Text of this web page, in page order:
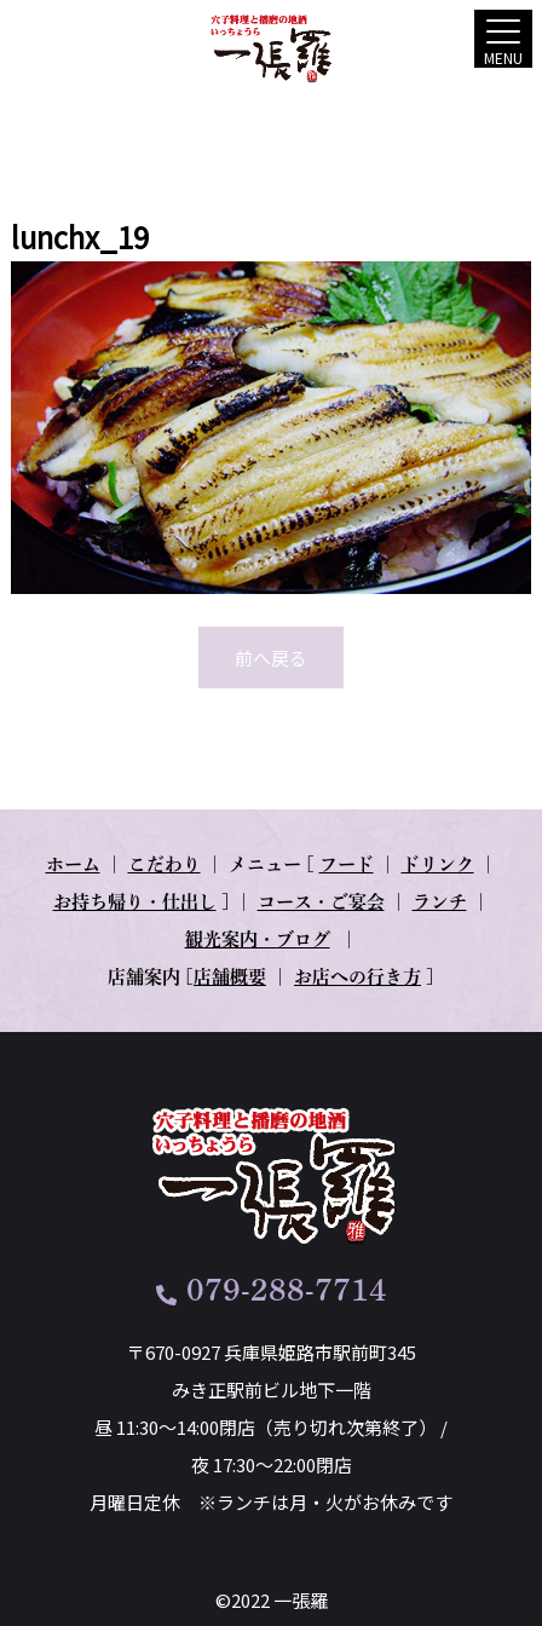
MENU
lunchx_19
前へ戻る
ホーム こだわり メニュー フード ドリンク
お持ち帰り・仕出し コース・ご宴会｜ ランチ
観光案内・ブログ｜
店舗案内 店舗概要 お店への行き方
079-288-7714
〒670-0927 兵庫県姫路市駅前町345
みき正駅前ビル地下一階
昼 11:30～14:00閉店（売り切れ次第終了） /
夜 17:30～22:00閉店
月曜日定休 ※ランチは月・火がお休みです
©2022 一張羅